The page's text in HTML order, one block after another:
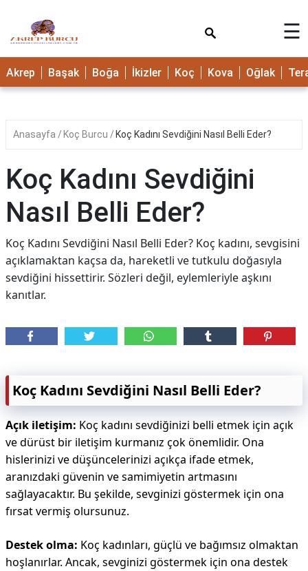
☰
Akrep Başak Boğa İkizler Koç Kova Oğlak
Anasayfa Koç Burcu Koç Kadını Sevdiğini Nasıl Belli Eder?
Koç Kadını Sevdiğini
Nasıl Belli Eder?
Koç Kadını Sevdiğini Nasıl Belli Eder? Koç kadını, sevgisini
açıklamaktan kaçsa da, hareketli ve tutkulu doğasıyla
sevdiğini hissettirir. Sözleri değil, eylemleriyle aşkını
kanıtlar.
Koç Kadını Sevdiğini Nasıl Belli Eder?
Açık iletişim: Koç kadını sevdiğinizi belli etmek için açık
ve dürüst bir iletişim kurmanız çok önemlidir. Ona
hislerinizi ve düşüncelerinizi açıkça ifade etmek,
aranızdaki güvenin ve samimiyetin artmasını
sağlayacaktır. Bu şekilde, sevginizi göstermek için ona
fırsat vermiş olursunuz.
Destek olma: Koç kadınları, güçlü ve bağımsız olmaktan
hoşlanırlar. Ancak, sevginizi göstermek için ona destek